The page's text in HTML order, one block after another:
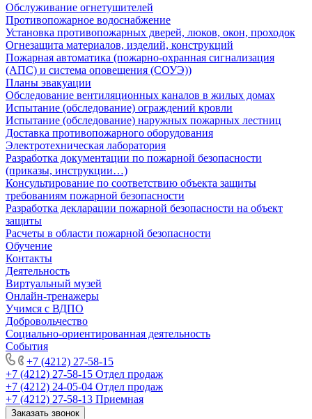
Обслуживание огнетушителей
Противопожарное водоснабжение
Установка противопожарных дверей, люков, окон, проходок
Огнезащита материалов, изделий, конструкций
Пожарная автоматика (пожарно-охранная сигнализация
(АПС) и система оповещения (СОУЭ))
Планы эвакуации
Обследование вентиляционных каналов в жилых домах
Испытание (обследование) ограждений кровли
Испытание (обследование) наружных пожарных лестниц
Доставка противопожарного оборудования
Электротехническая лаборатория
Разработка документации по пожарной безопасности
(приказы, инструкции…)
Консультирование по соответствию объекта защиты
требованиям пожарной безопасности
Разработка декларации пожарной безопасности на объект
защиты
Расчеты в области пожарной безопасности
Обучение
Контакты
Деятельность
Виртуальный музей
Онлайн-тренажеры
Учимся с ВДПО
Добровольчество
Социально-ориентированная деятельность
События
+7 (4212) 27-58-15
+7 (4212) 27-58-15 Отдел продаж
+7 (4212) 24-05-04 Отдел продаж
+7 (4212) 27-58-13 Приемная
Заказать звонок